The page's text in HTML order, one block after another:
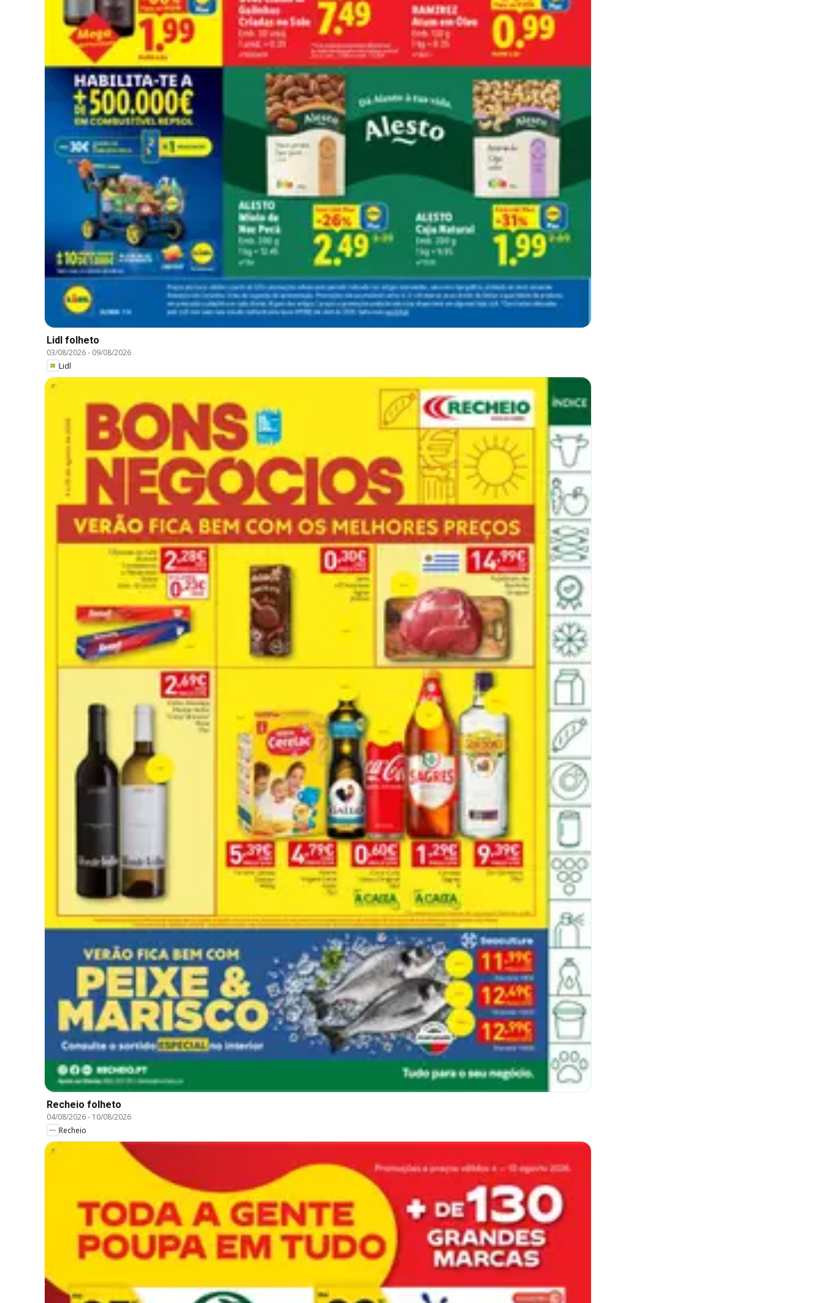
Lidl folheto
03/08/2026- 09/08/2026
Lidl
Recheio folheto
04/08/2026- 10/08/2026
Recheio